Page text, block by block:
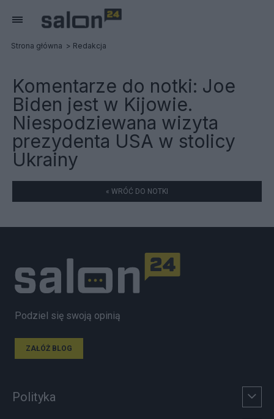
Strona główna Redakcja
Komentarze do notki: Joe
Biden jest w Kijowie.
Niespodziewana wizyta
prezydenta USA w stolicy
Ukrainy
« WRÓĆ DO NOTKI
Podziel się swoją opinią
ZAŁÓŻ BLOG
Polityka